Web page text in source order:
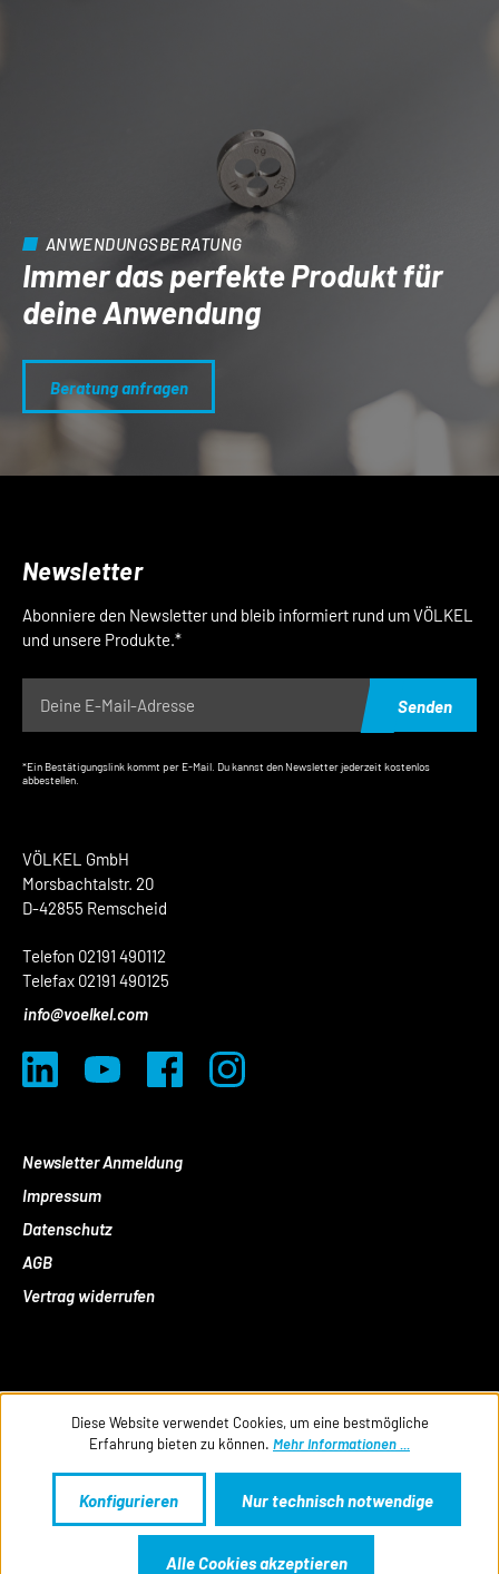
ANWENDUNGSBERATUNG
Immer das perfekte Produkt für
deine Anwendung
Beratung anfragen
VÖLKEL GmbH
Morsbachtalstr. 20
D-42855 Remscheid
Telefon 02191 490112
Telefax 02191 490125
info@voelkel.com
Newsletter Anmeldung
Impressum
Datenschutz
AGB
Vertrag widerrufen
Newsletter
Abonniere den Newsletter und bleib informiert rund um VÖLKEL
und unsere Produkte.*
Senden
*Ein Bestätigungslink kommt per E-Mail. Du kannst den Newsletter jederzeit kostenlos
abbestellen.
Diese Website verwendet Cookies, um eine bestmögliche
Erfahrung bieten zu können. Mehr Informationen ...
Nur technisch notwendige
Konfigurieren
Alle Cookies akzeptieren